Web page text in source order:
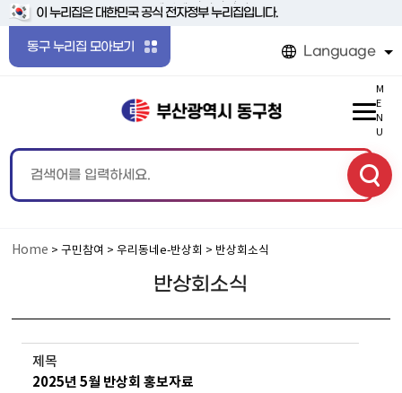
본문 바로가기
메인메뉴 바로가기
이 누리집은 대한민국 공식 전자정부 누리집입니다.
동구 누리집 모아보기 Language
M
E
N
U
Home > 구민참여 > 우리동네e-반상회 > 반상회소식
반상회소식
제목
2025년 5월 반상회 홍보자료